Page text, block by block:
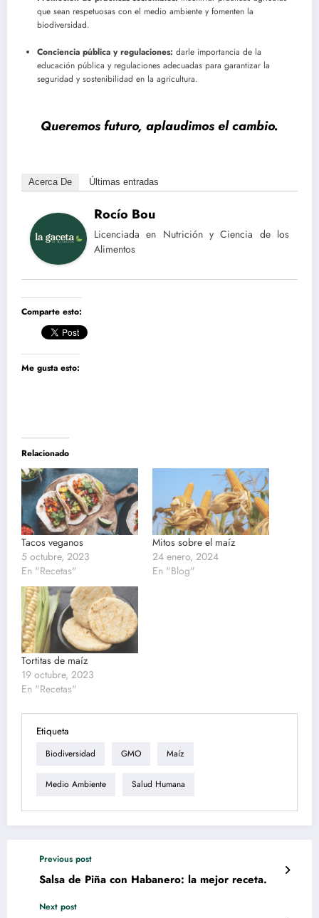
que sean respetuosas con el medio ambiente y fomenten la
biodiversidad.
Conciencia pública y regulaciones: darle importancia de la
educación pública y regulaciones adecuadas para garantizar la
seguridad y sostenibilidad en la agricultura.
Queremos futuro, aplaudimos el cambio.
Acerca De Últimas entradas
Rocío Bou
Licenciada en Nutrición y Ciencia de los
Alimentos
Comparte esto:
Me gusta esto:
Relacionado
Tacos veganos
5 octubre, 2023
En "Recetas"
Mitos sobre el maíz
24 enero, 2024
En "Blog"
Tortitas de maíz
19 octubre, 2023
En "Recetas"
Etiqueta
Biodiversidad GMO Maíz
Medio Ambiente Salud Humana
Previous post
Salsa de Piña con Habanero: la mejor receta.
Next post